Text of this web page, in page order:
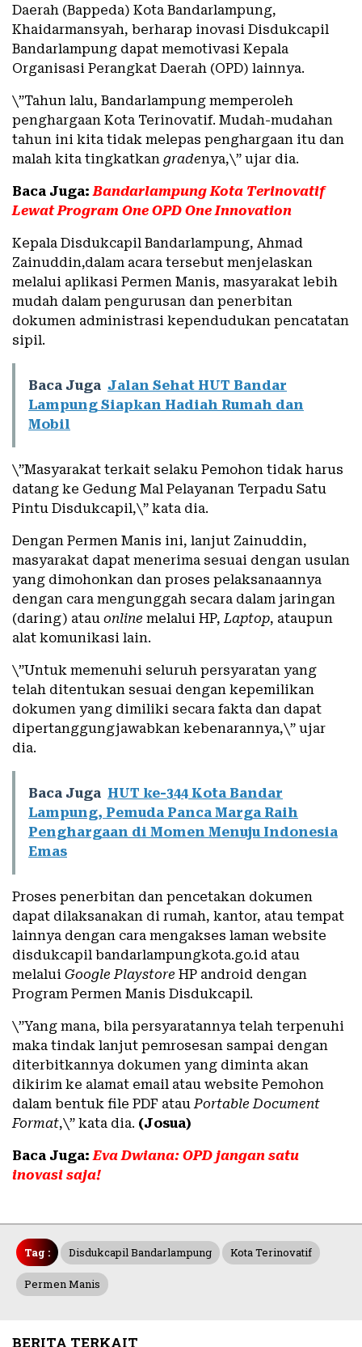
Daerah (Bappeda) Kota Bandarlampung,
Khaidarmansyah, berharap inovasi Disdukcapil
Bandarlampung dapat memotivasi Kepala
Organisasi Perangkat Daerah (OPD) lainnya.
\”Tahun lalu, Bandarlampung memperoleh
penghargaan Kota Terinovatif. Mudah-mudahan
tahun ini kita tidak melepas penghargaan itu dan
malah kita tingkatkan gradenya,\” ujar dia.
Baca Juga:Bandarlampung Kota Terinovatif
Lewat Program One OPD One Innovation
Kepala Disdukcapil Bandarlampung, Ahmad
Zainuddin,dalam acara tersebut menjelaskan
melalui aplikasi Permen Manis, masyarakat lebih
mudah dalam pengurusan dan penerbitan
dokumen administrasi kependudukan pencatatan
sipil.
Baca Juga Jalan Sehat HUT Bandar
Lampung Siapkan Hadiah Rumah dan
Mobil
\”Masyarakat terkait selaku Pemohon tidak harus
datang ke Gedung Mal Pelayanan Terpadu Satu
Pintu Disdukcapil,\” kata dia.
Dengan Permen Manis ini, lanjut Zainuddin,
masyarakat dapat menerima sesuai dengan usulan
yang dimohonkan dan proses pelaksanaannya
dengan cara mengunggah secara dalam jaringan
(daring) atau online melalui HP,Laptop, ataupun
alat komunikasi lain.
\”Untuk memenuhi seluruh persyaratan yang
telah ditentukan sesuai dengan kepemilikan
dokumen yang dimiliki secara fakta dan dapat
dipertanggungjawabkan kebenarannya,\” ujar
dia.
Baca Juga HUT ke-344 Kota Bandar
Lampung, Pemuda Panca Marga Raih
Penghargaan di Momen Menuju Indonesia
Emas
Proses penerbitan dan pencetakan dokumen
dapat dilaksanakan di rumah, kantor, atau tempat
lainnya dengan cara mengakses laman website
disdukcapil bandarlampungkota.go.id atau
melalui Google Playstore HP android dengan
Program Permen Manis Disdukcapil.
\”Yang mana, bila persyaratannya telah terpenuhi
maka tindak lanjut pemrosesan sampai dengan
diterbitkannya dokumen yang diminta akan
dikirim ke alamat email atau website Pemohon
dalam bentuk file PDF atauPortable Document
Format,\” kata dia. (Josua)
Baca Juga:Eva Dwiana: OPD jangan satu
inovasi saja!
Tag : Disdukcapil Bandarlampung Kota Terinovatif
Permen Manis
BERITA TERKAIT